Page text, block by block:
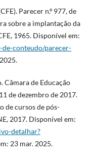
Parecer n.º 977, de
sobre a implantação da
1965. Disponível em:
conteudo/parecer-
Câmara de Educação
de dezembro de 2017.
de cursos de pós-
2017. Disponível em:
detalhar?
23 mar. 2025.